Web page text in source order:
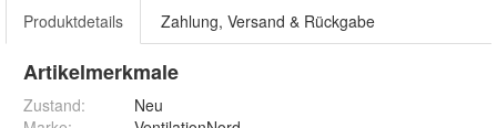
Produktdetails Zahlung, Versand & Rückgabe
Artikelmerkmale
Zustand:
Neu